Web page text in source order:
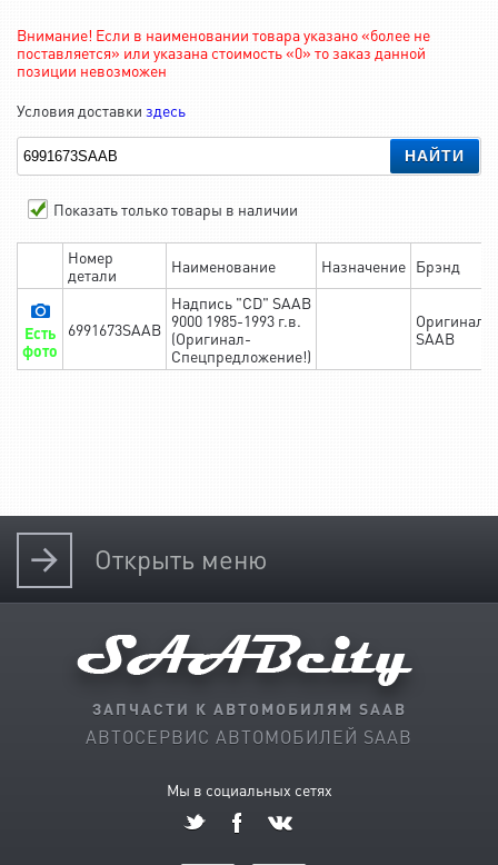
Внимание! Если в наименовании товара указано «более не
поставляется» или указана стоимость «0» то заказ данной
позиции невозможен
Условия доставки здесь
НАЙТИ
Показать только товары в наличии
Номер
детали
Наименование Назначение Брэнд
Есть
фото
6991673SAAB
Надпись "CD" SAAB
9000 1985-1993 г.в.
(Оригинал-
Спецпредложение!)
Оригинал
SAAB
Открыть меню
ЗАПЧАСТИ К АВТОМОБИЛЯМ SAAB
АВТОСЕРВИС АВТОМОБИЛЕЙ SAAB
Мы в социальных сетях